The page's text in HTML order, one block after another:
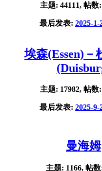
主题: 44111, 帖数
最后发表: 2025-1-
埃森(Essen)－
主题: 17982, 帖数
最后发表: 2025-9-
曼海姆
主题: 1166, 帖